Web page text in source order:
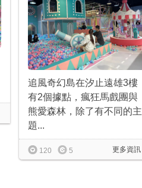
追風奇幻島在汐止遠雄3樓
有2個據點，瘋狂馬戲團與
熊愛森林，除了有不同的主
題...
更多資訊
120 5